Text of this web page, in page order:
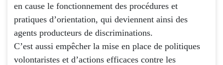
en cause le fonctionnement des procédures et
pratiques d’orientation, qui deviennent ainsi des
agents producteurs de discriminations.
C’est aussi empêcher la mise en place de politiques
volontaristes et d’actions efficaces contre les